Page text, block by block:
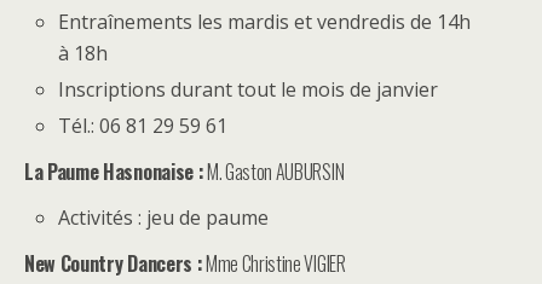
Entraînements les mardis et vendredis de 14h
à 18h
Inscriptions durant tout le mois de janvier
Tél.: 06 81 29 59 61
La Paume Hasnonaise :M. Gaston AUBURSIN
Activités : jeu de paume
New Country Dancers :Mme Christine VIGIER